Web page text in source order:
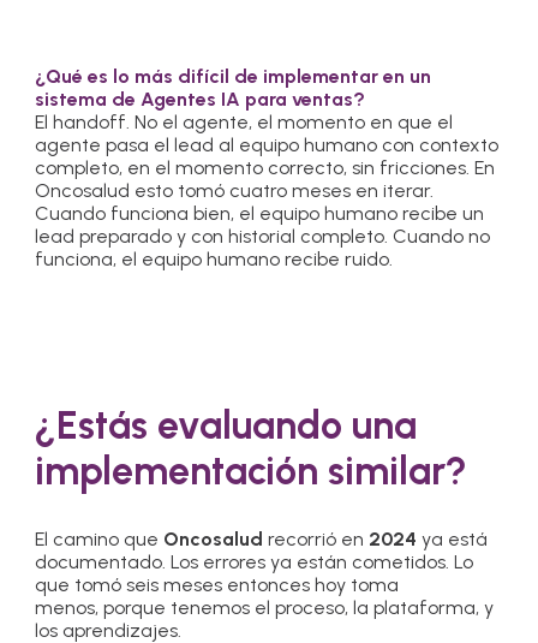
¿Qué es lo más difícil de implementar en un
sistema de Agentes IA para ventas?
El handoff. No el agente, el momento en que el
agente pasa el lead al equipo humano con contexto
completo, en el momento correcto, sin fricciones. En
Oncosalud esto tomó cuatro meses en iterar.
Cuando funciona bien, el equipo humano recibe un
lead preparado y con historial completo. Cuando no
funciona, el equipo humano recibe ruido.
¿Estás evaluando una
implementación similar?
El camino que Oncosaludrecorrió en 2024ya está
documentado. Los errores ya están cometidos. Lo
que tomó seis meses entonces hoy toma
menos, porque tenemos el proceso, la plataforma, y
los aprendizajes.